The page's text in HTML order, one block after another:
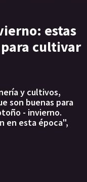
estas
cultivar
y cultivos,
son buenas para
- invierno.
en esta época",